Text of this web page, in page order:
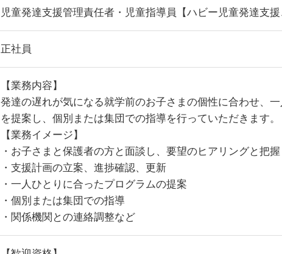
児童発達支援管理責任者・児童指導員【ハビー児童発達支援
正社員
【業務内容】
発達の遅れが気になる就学前のお子さまの個性に合わせ、
を提案し、個別または集団での指導を行っていただきます。
【業務イメージ】
・お子さまと保護者の方と面談し、要望のヒアリングと把握
・支援計画の立案、進捗確認、更新
・一人ひとりに合ったプログラムの提案
・個別または集団での指導
・関係機関との連絡調整など